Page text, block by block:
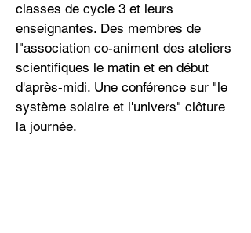
classes de cycle 3 et leurs
enseignantes. Des membres de
l"association co-animent des ateliers
scientifiques le matin et en début
d'après-midi. Une conférence sur "le
système solaire et l'univers" clôture
la journée.